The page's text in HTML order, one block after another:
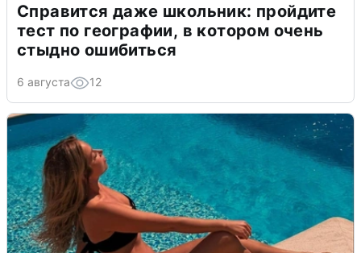
Справится даже школьник: пройдите
тест по географии, в котором очень
стыдно ошибиться
6 августа 12